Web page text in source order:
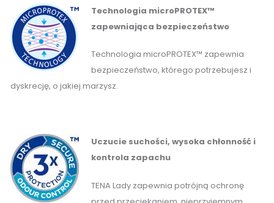
Technologia microPROTEX™
zapewniająca bezpieczeństwo
Technologia microPROTEX™ zapewnia
bezpieczeństwo, którego potrzebujesz i
dyskrecję, o jakiej marzysz.
Uczucie suchości, wysoka chłonność i
kontrola zapachu
TENA Lady zapewnia potrójną ochronę